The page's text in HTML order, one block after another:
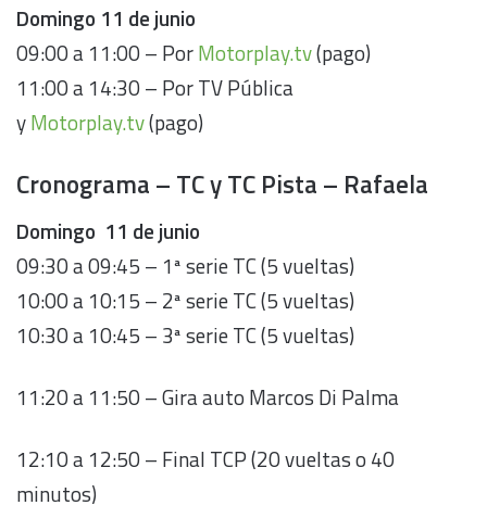
Domingo 11 de junio
09:00 a 11:00 – PorMotorplay.tv(pago)
11:00 a 14:30 – Por TV Pública
yMotorplay.tv(pago)
Cronograma – TC y TC Pista – Rafaela
Domingo 11 de junio
09:30 a 09:45 – 1ª serie TC (5 vueltas)
10:00 a 10:15 – 2ª serie TC (5 vueltas)
10:30 a 10:45 – 3ª serie TC (5 vueltas)
11:20 a 11:50 – Gira auto Marcos Di Palma
12:10 a 12:50 – Final TCP (20 vueltas o 40
minutos)